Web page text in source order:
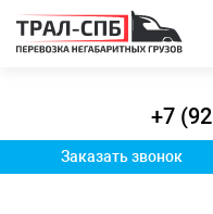
+7
Заказать звонок